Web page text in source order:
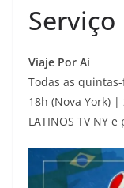
Serviço
Viaje Por Aí
Todas as
18h (Nova York) |
LATINOS TV NY